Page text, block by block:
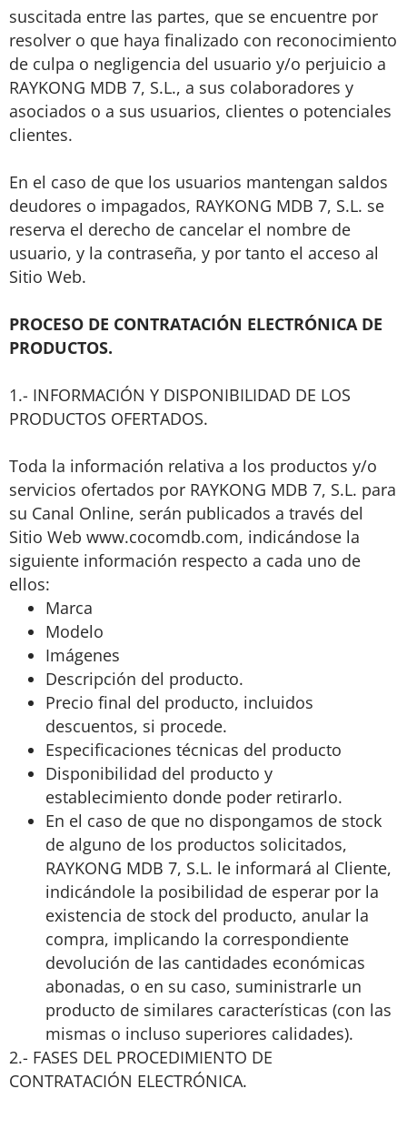
suscitada entre las partes, que se encuentre por
resolver o que haya finalizado con reconocimiento
de culpa o negligencia del usuario y/o perjuicio a
RAYKONG MDB 7, S.L., a sus colaboradores y
asociados o a sus usuarios, clientes o potenciales
clientes.
En el caso de que los usuarios mantengan saldos
deudores o impagados, RAYKONG MDB 7, S.L. se
reserva el derecho de cancelar el nombre de
usuario, y la contraseña, y por tanto el acceso al
Sitio Web.
PROCESO DE CONTRATACIÓN ELECTRÓNICA DE
PRODUCTOS.
1.- INFORMACIÓN Y DISPONIBILIDAD DE LOS
PRODUCTOS OFERTADOS.
Toda la información relativa a los productos y/o
servicios ofertados por RAYKONG MDB 7, S.L. para
su Canal Online, serán publicados a través del
Sitio Web www.cocomdb.com, indicándose la
siguiente información respecto a cada uno de
ellos:
Marca
Modelo
Imágenes
Descripción del producto.
Precio final del producto, incluidos
descuentos, si procede.
Especificaciones técnicas del producto
Disponibilidad del producto y
establecimiento donde poder retirarlo.
En el caso de que no dispongamos de stock
de alguno de los productos solicitados,
RAYKONG MDB 7, S.L. le informará al Cliente,
indicándole la posibilidad de esperar por la
existencia de stock del producto, anular la
compra, implicando la correspondiente
devolución de las cantidades económicas
abonadas, o en su caso, suministrarle un
producto de similares características (con las
mismas o incluso superiores calidades).
2.- FASES DEL PROCEDIMIENTO DE
CONTRATACIÓN ELECTRÓNICA.